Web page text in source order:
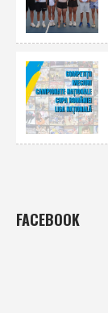
FACEBOOK